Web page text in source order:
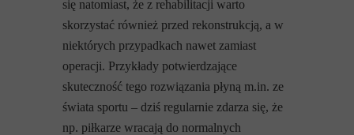
się natomiast, że z rehabilitacji warto
skorzystać również przed rekonstrukcją, a w
niektórych przypadkach nawet zamiast
operacji. Przykłady potwierdzające
skuteczność tego rozwiązania płyną m.in. ze
świata sportu – dziś regularnie zdarza się, że
np. piłkarze wracają do normalnych